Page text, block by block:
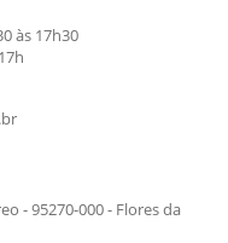
às 17h30
- 95270-000 - Flores da